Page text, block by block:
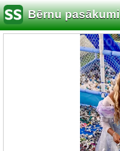
Bērnu pasākumi